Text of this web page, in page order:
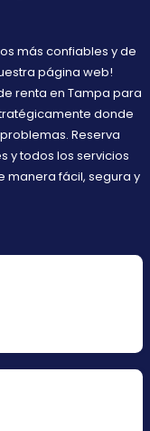
más confiables y de
página web!
renta en Tampa para
donde
Reserva
y todos los servicios
manera fácil, segura y